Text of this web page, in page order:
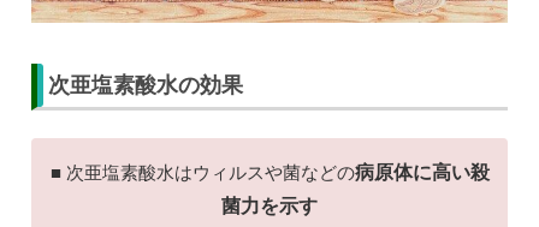
次亜塩素酸水の効果
■ 次亜塩素酸水はウィルスや菌などの病原体に高い殺
菌力を示す